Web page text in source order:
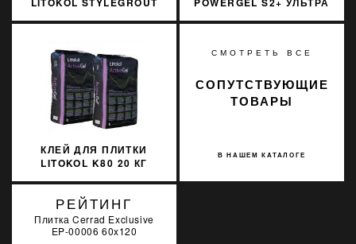
КЛЕЙ ДЛЯ ПЛИТКИ
LITOKOL K80 20 КГ
СМОТРЕТЬ ВСЕ
В НАШЕМ КАТАЛОГЕ
СОПУТСТВУЮЩИЕ
ТОВАРЫ
РЕЙТИНГ
Плитка Cerrad Exclusive
EP-00006 60x120